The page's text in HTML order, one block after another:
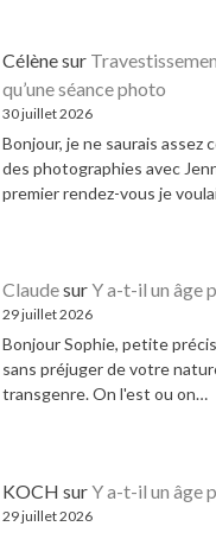
Célènesur
qu’une séance photo
30 juillet 2026
Bonjour, je ne saurais assez
des photographies avec
premier rendez-vous je
ClaudesurY a-t-il un âge
29 juillet 2026
Bonjour Sophie, petite
sans préjuger de votre
transgenre. On l'est ou on…
KOCH surY a-t-il un âge
29 juillet 2026